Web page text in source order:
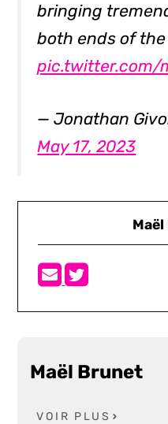
bringing
both ends of the
pic.twitter.com/
— Jonathan
May 17, 2023
Maël Brunet
VOIR PLUS